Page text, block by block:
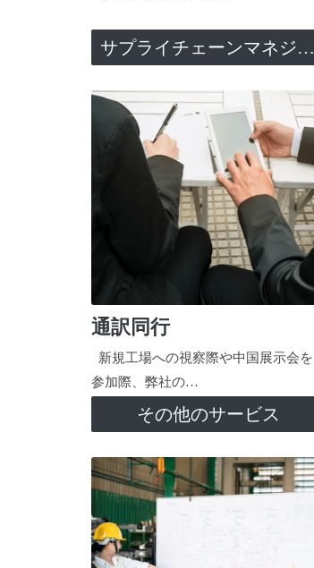
サプライチェーンマネジメント
通訳同行
新規工場への視察際や中国展示会を
参加際、弊社の…
その他のサービス